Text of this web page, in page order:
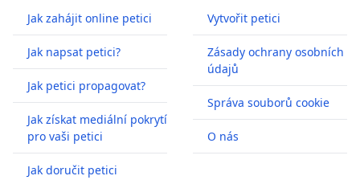
Jak zahájit online petici
Jak napsat petici?
Jak petici propagovat?
Jak získat mediální pokrytí
pro vaši petici
Jak doručit petici
Vytvořit petici
Zásady ochrany osobních
údajů
Správa souborů cookie
O nás